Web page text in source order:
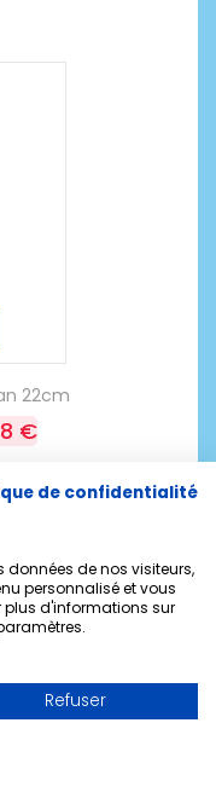
22cm
€
de confidentialité
données de nos visiteurs,
personnalisé et vous
plus d'informations sur
Refuser